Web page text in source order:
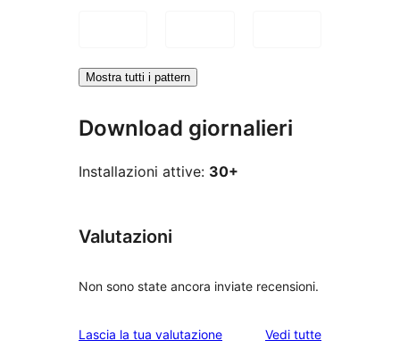
Mostra tutti i pattern
Download giornalieri
Installazioni attive: 30+
Valutazioni
Non sono state ancora inviate recensioni.
Lascia la tua valutazione Vedi tuttele